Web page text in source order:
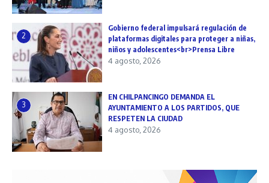
2
Gobierno federal impulsará regulación de
plataformas digitales para proteger a niñas,
niños y adolescentes<br>Prensa Libre
4 agosto, 2026
3
EN CHILPANCINGO DEMANDA EL
AYUNTAMIENTO A LOS PARTIDOS, QUE
RESPETEN LA CIUDAD
4 agosto, 2026